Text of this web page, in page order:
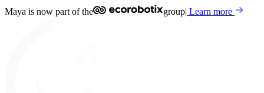
Maya is now part of the group| Learn more